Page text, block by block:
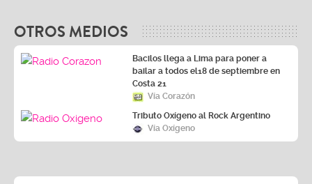
OTROS MEDIOS
Bacilos llega a Lima para poner a
bailar a todos el18 de septiembre en
Costa 21
Vía Corazón
Tributo Oxígeno al Rock Argentino
Vía Oxígeno